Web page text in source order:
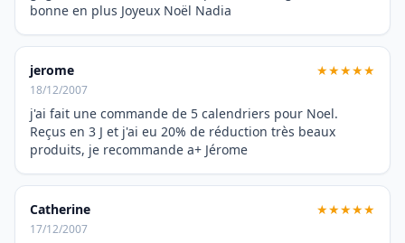
bonne en plus Joyeux Noël Nadia
jerome ★★★★★
18/12/2007
j'ai fait une commande de 5 calendriers pour Noel.
Reçus en 3 J et j'ai eu 20% de réduction très beaux
produits, je recommande a+ Jérome
Catherine ★★★★★
17/12/2007